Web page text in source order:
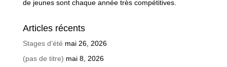
de jeunes sont chaque année très compétitives.
Articles récents
Stages d’été mai 26, 2026
(pas de titre) mai 8, 2026